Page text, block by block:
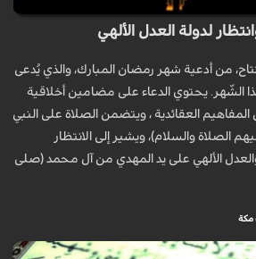
لدولة العدل الألهي
من أدعية شهر رمضان المبارك، والذي يُدعى
الشّهر. يحتوي الدعاء على مضامين أخلاقية
العقائدية ، ويتضمن الصلاة على النبي
الصلاة والسلام)، ويشير إلى الانتظار
والعدل الألهي على يد المهدي من آل محمد (صلى